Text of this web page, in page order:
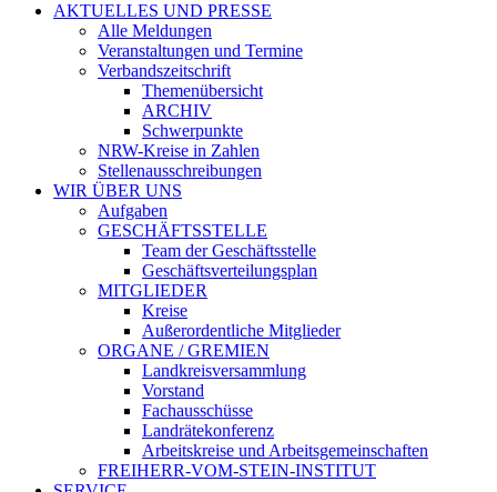
AKTUELLES UND PRESSE
Alle Meldungen
Veranstaltungen und Termine
Verbandszeitschrift
Themenübersicht
ARCHIV
Schwerpunkte
NRW-Kreise in Zahlen
Stellenausschreibungen
WIR ÜBER UNS
Aufgaben
GESCHÄFTSSTELLE
Team der Geschäftsstelle
Geschäftsverteilungsplan
MITGLIEDER
Kreise
Außerordentliche Mitglieder
ORGANE / GREMIEN
Landkreisversammlung
Vorstand
Fachausschüsse
Landrätekonferenz
Arbeitskreise und Arbeitsgemeinschaften
FREIHERR-VOM-STEIN-INSTITUT